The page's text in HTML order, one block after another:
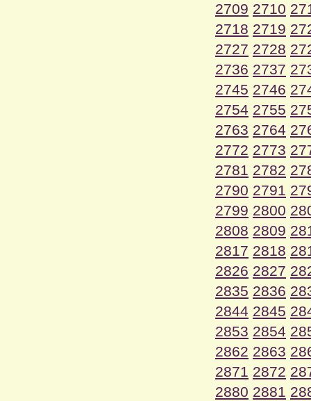
2709 2710
2718 2719
2727 2728
2736 2737
2745 2746
2754 2755
2763 2764
2772 2773
2781 2782
2790 2791
2799 2800
2808 2809
2817 2818
2826 2827
2835 2836
2844 2845
2853 2854
2862 2863
2871 2872
2880 2881